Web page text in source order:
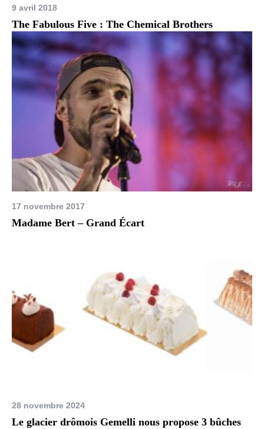
9 avril 2018
The Fabulous Five : The Chemical Brothers
17 novembre 2017
Madame Bert – Grand Écart
28 novembre 2024
Le glacier drômois Gemelli nous propose 3 bûches